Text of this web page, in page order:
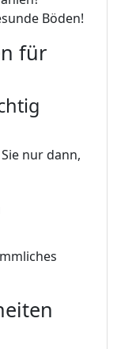
Böden!
für
nur dann,